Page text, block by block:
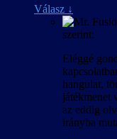
Válasz ↓
szerint:
Eléggé
hangulat,
játékmenet
az eddig
irányba